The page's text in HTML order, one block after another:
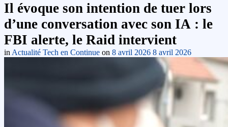
Il évoque son intention de tuer lors
d’une conversation avec son IA : le
FBI alerte, le Raid intervient
in Actualité Tech en Continue on 8 avril 2026 8 avril 2026